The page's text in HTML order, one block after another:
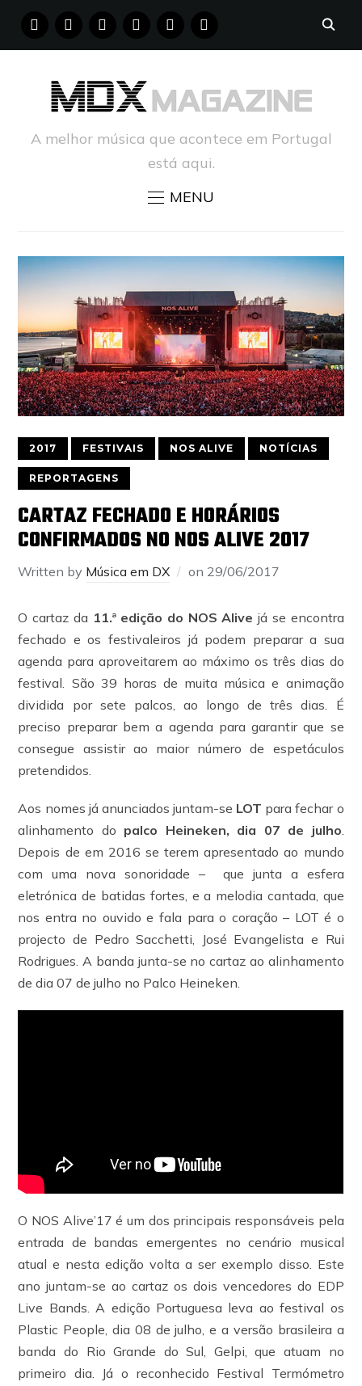
FACEBOOKINSTAGRAM
YOUTUBE PINTERESTTUMBLR
A melhor música que acontece em Portugal
está aqui.
MENU
2017 FESTIVAIS NOS ALIVE NOTÍCIAS
REPORTAGENS
CARTAZ FECHADO E HORÁRIOS
CONFIRMADOS NO NOS ALIVE 2017
Written by Música em DX on 29/06/2017
O cartaz da 11.ª edição do NOS Alive já se encontra
fechado e os festivaleiros já podem preparar a sua
agenda para aproveitarem ao máximo os três dias do
festival. São 39 horas de muita música e animação
dividida por sete palcos, ao longo de três dias. É
preciso preparar bem a agenda para garantir que se
consegue assistir ao maior número de espetáculos
pretendidos.
​Aos nomes já anunciados juntam-se LOT para fechar o
alinhamento do palco Heineken, dia 07 de julho.
Depois de em 2016 se terem apresentado ao mundo
com uma nova sonoridade – que junta a esfera
eletrónica de batidas fortes, e a melodia cantada, que
nos entra no ouvido e fala para o coração – LOT é o
projecto de Pedro Sacchetti, José Evangelista e Rui
Rodrigues. A banda junta-se no cartaz ao alinhamento
de dia 07 de julho no Palco Heineken.
O NOS Alive’17 é um dos principais responsáveis pela
entrada de bandas emergentes no cenário musical
atual e nesta edição volta a ser exemplo disso. Este
ano juntam-se ao cartaz os dois vencedores do EDP
Live Bands. A edição Portuguesa leva ao festival os
Plastic People, dia 08 de julho, e a versão brasileira a
banda do Rio Grande do Sul, Gelpi, que atuam no
primeiro dia. Já o reconhecido Festival Termómetro